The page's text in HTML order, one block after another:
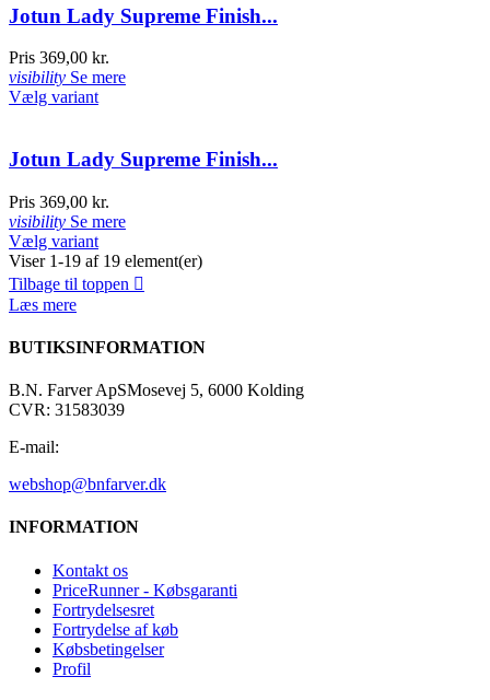
Jotun Lady Supreme Finish...
Pris 369,00 kr.
visibility Se mere
Vælg variant
Jotun Lady Supreme Finish...
Pris 369,00 kr.
visibility Se mere
Vælg variant
Viser 1-19 af 19 element(er)
Tilbage til toppen 
Læs mere
BUTIKSINFORMATION
B.N. Farver ApSMosevej 5, 6000 Kolding
CVR: 31583039
E-mail:
webshop@bnfarver.dk
INFORMATION
Kontakt os
PriceRunner - Købsgaranti
Fortrydelsesret
Fortrydelse af køb
Købsbetingelser
Profil